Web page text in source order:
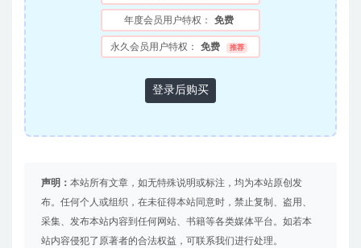
年度会员用户特权： 免费
永久会员用户特权： 免费 推荐
登录后购买
声明： 本站所有文章，如无特殊说明或标注，均为本站原创发
布。任何个人或组织，在未征得本站同意时，禁止复制、盗用、
采集、发布本站内容到任何网站、书籍等各类媒体平台。如若本
站内容侵犯了原著者的合法权益，可联系我们进行处理。